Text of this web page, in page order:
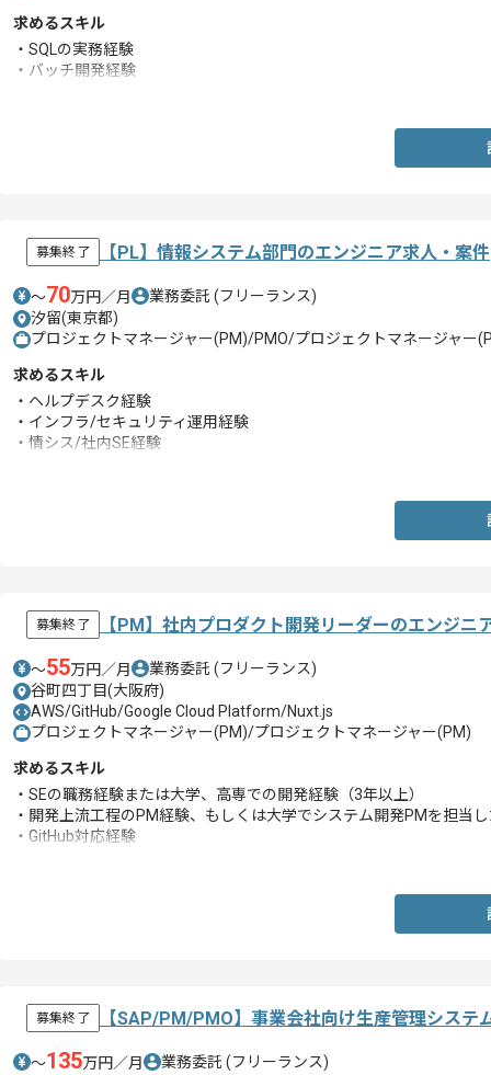
求めるスキル
・SQLの実務経験
・バッチ開発経験
募集終了 【PL】情報システム部門のエンジニア求人・案件
〜70万円／月 業務委託 (フリーランス)
汐留(東京都)
プロジェクトマネージャー(PM)/PMO/プロジェクトマネージャー
求めるスキル
・ヘルプデスク経験
・インフラ/セキュリティ運用経験
・情シス/社内SE経験
募集終了 【PM】社内プロダクト開発リーダーのエンジニ
〜55万円／月 業務委託 (フリーランス)
谷町四丁目(大阪府)
AWS/GitHub/Google Cloud Platform/Nuxt.js
プロジェクトマネージャー(PM)/プロジェクトマネージャー(PM)
求めるスキル
・SEの職務経験または大学、高専での開発経験（3年以上）
・開発上流工程のPM経験、もしくは大学でシステム開発PMを担当
・GitHub対応経験
募集終了 【SAP/PM/PMO】事業会社向け生産管理システ
〜135万円／月 業務委託 (フリーランス)